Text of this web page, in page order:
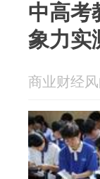
中高考
象力实
商业财经